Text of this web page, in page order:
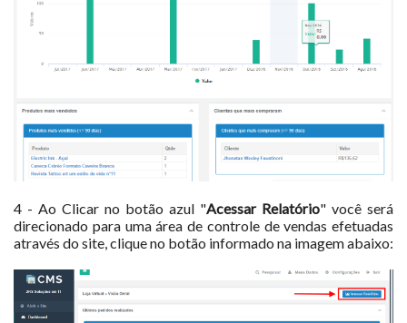
4 - Ao Clicar no botão azul "Acessar Relatório" você será
direcionado para uma área de controle de vendas efetuadas
através do site, clique no botão informado na imagem abaixo: